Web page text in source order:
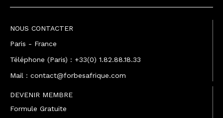
NOUS CONTACTER
Paris - France
Téléphone (Paris) : +33(0) 1.82.88.18.33
Mail : contact@forbesafrique.com
DEVENIR MEMBRE
Formule Gratuite